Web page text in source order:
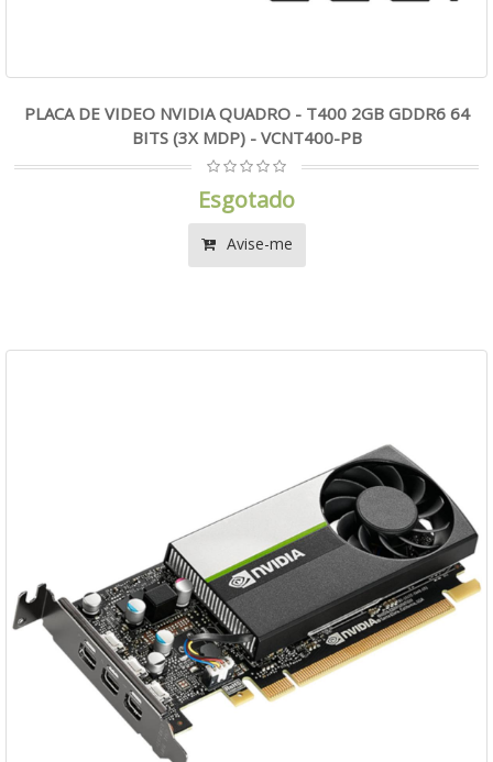
PLACA DE VIDEO NVIDIA QUADRO - T400 2GB GDDR6 64
BITS (3X MDP) - VCNT400-PB
Esgotado
Avise-me